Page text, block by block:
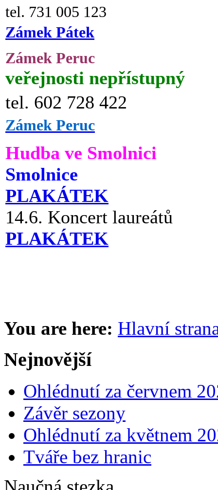
tel. 731 005 123
Zámek Pátek
Zámek Peruc
veřejnosti nepřístupný
tel. 602 728 422
Zámek Peruc
Hudba ve Smolnici
Smolnice
PLAKÁTEK
14.6. Koncert laureátů
PLAKÁTEK
You are here: Hlavní
Nejnovější
Ohlédnutí za červnem
Závěr sezony
Ohlédnutí za květnem
Tváře bez hranic